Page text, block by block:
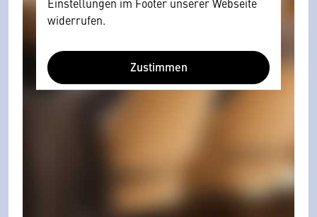
widerrufen.
Zustimmen